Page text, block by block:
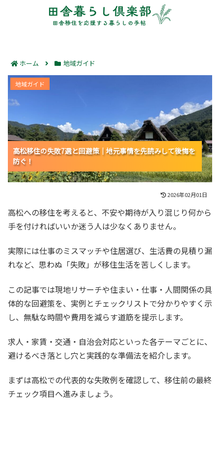
ホーム 地域ガイド
高松移住の失敗7選と回避策｜地元事情を先読みして後
高松移住の失敗7選と回避策｜地元事情を先読みして後悔を
防ぐ！
高松移住の失敗7選と回避策｜地元事情を先読みして後悔を
防ぐ！
高松移住の失敗7選と回避策｜地元事情を先読みして後悔を
防ぐ！
地域ガイド
2026年02月01日
高松への移住を考えると、不安や期待が入り混じり何から
手を付ければいいか迷う人は少なくありません。
実際には仕事のミスマッチや住居選び、生活費の見積り漏
れなど、思わぬ「失敗」が移住生活を苦しくします。
この記事では現地リサーチや住まい・仕事・人間関係の具
体的な回避策を、実例とチェックリストで分かりやすく示
し、無駄な時間や費用を減らす道筋を提示します。
求人・家賃・交通・自治会対応といった各テーマごとに、
避けるべき落とし穴と実践的な準備法を紹介します。
まずは高松での代表的な失敗例を確認して、移住前の最終
チェック項目へ進みましょう。